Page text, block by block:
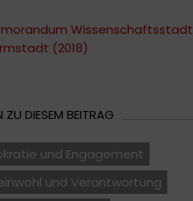
Wissenschaftsstadt
(2018)
ZU DIESEM BEITRAG
und Engagement
und Verantwortung